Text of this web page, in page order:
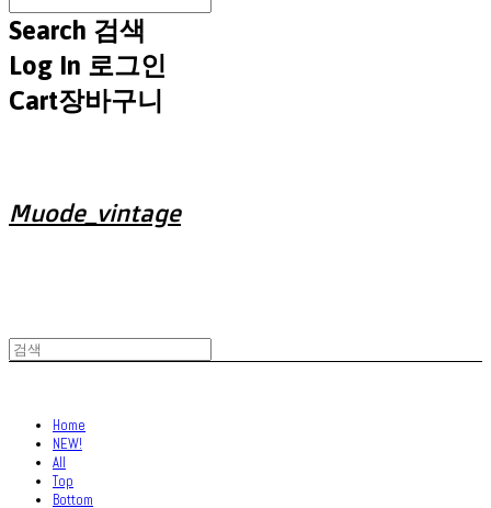
Search 검색
Log In 로그인
Cart장바구니
Muode_vintage
Home
NEW!
All
Top
Bottom